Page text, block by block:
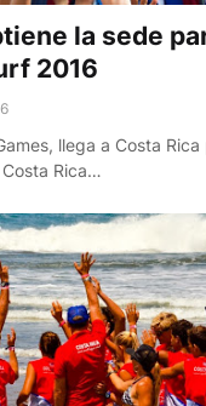
la sede
2016
llega a Costa
Rica…